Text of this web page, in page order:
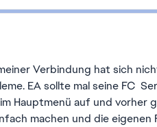
Verbindung hat sich
EA sollte mal seine FC
Hauptmenü auf und vorher
machen und die eigenen